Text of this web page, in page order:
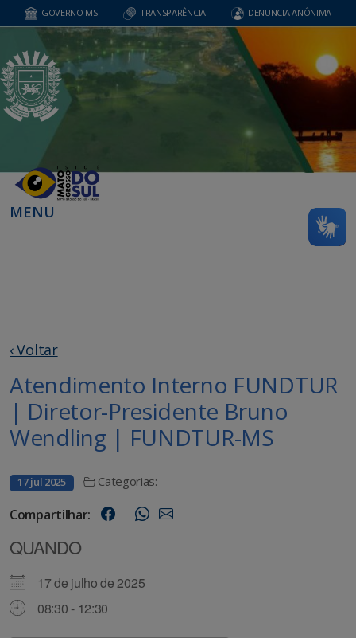
GOVERNO MS TRANSPARÊNCIA DENUNCIA ANÔNIMA
MENU
‹ Voltar
Atendimento Interno FUNDTUR
| Diretor-Presidente Bruno
Wendling | FUNDTUR-MS
17 jul 2025 Categorias:
Compartilhar:
QUANDO
17 de julho de 2025
08:30 - 12:30